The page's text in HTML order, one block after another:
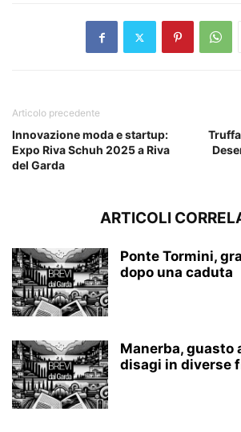
Articolo precedente
Innovazione moda e startup:
Expo Riva Schuh 2025 a Riva
del Garda
ARTICOLI
Ponte Tormini,
dopo una caduta
Manerba, guasto
disagi in diverse